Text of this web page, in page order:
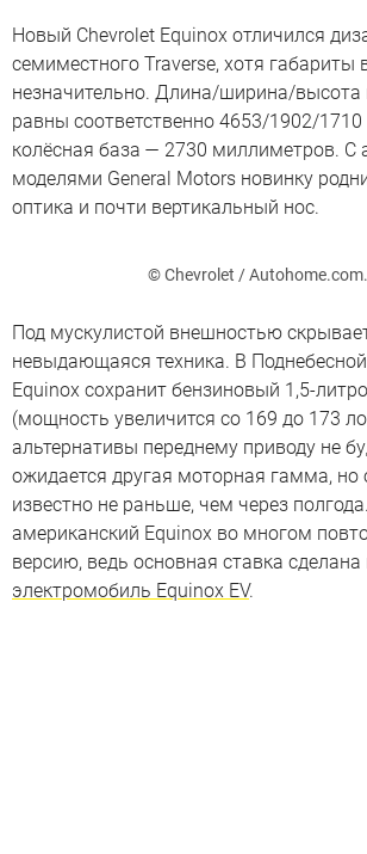
Новый Chevrolet Equinox отличился
семиместного Traverse, хотя габариты
незначительно. Длина/ширина/высота
равны соответственно 4653/1902/
колёсная база — 2730 миллиметров. С
моделями General Motors новинку
оптика и почти вертикальный нос.
© Chevrolet /
Под мускулистой внешностью
невыдающаяся техника. В
Equinox сохранит бензиновый 1,5-
(мощность увеличится со 169 до 173
альтернативы переднему приводу не
ожидается другая моторная гамма, но
известно не раньше, чем через
американский Equinox во многом
версию, ведь основная ставка
электромобиль Equinox EV.